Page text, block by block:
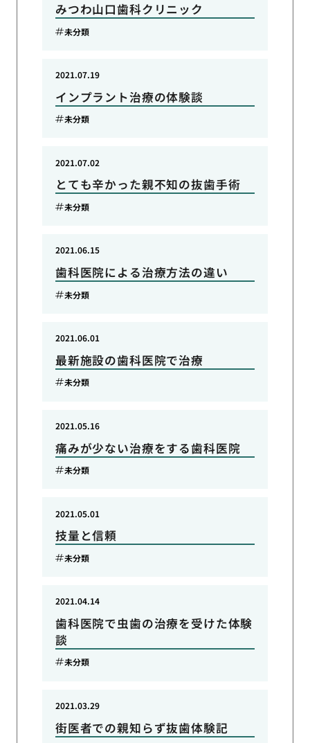
みつわ山口歯科クリニック
未分類
インプラント治療の体験談
2021.07.19
未分類
とても辛かった親不知の抜歯手術
2021.07.02
未分類
歯科医院による治療方法の違い
2021.06.15
未分類
最新施設の歯科医院で治療
2021.06.01
未分類
痛みが少ない治療をする歯科医院
2021.05.16
未分類
技量と信頼
2021.05.01
未分類
歯科医院で虫歯の治療を受けた体験
談
2021.04.14
未分類
街医者での親知らず抜歯体験記
2021.03.29